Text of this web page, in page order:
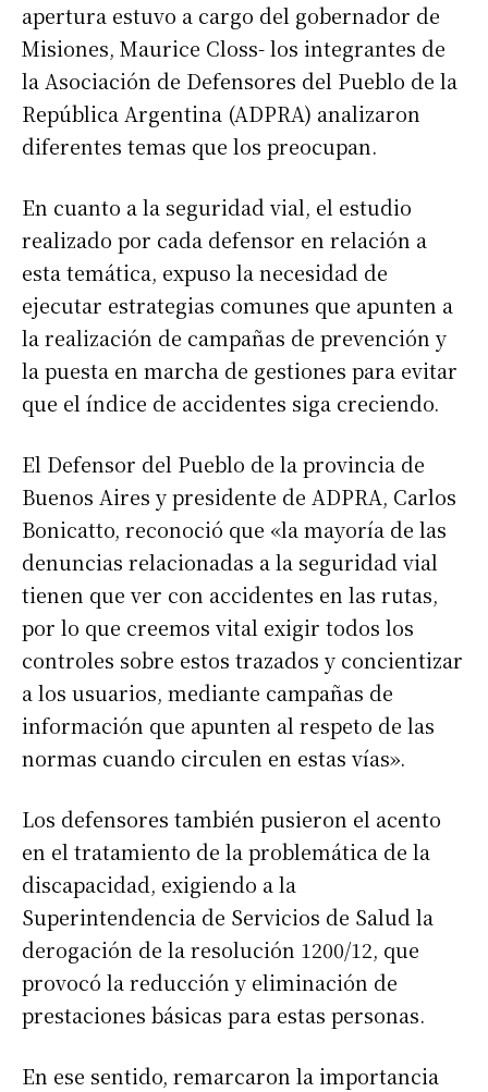
apertura estuvo a cargo del gobernador de
Misiones, Maurice Closs- los integrantes de
la Asociación de Defensores del Pueblo de la
República Argentina (ADPRA) analizaron
diferentes temas que los preocupan.
En cuanto a la seguridad vial, el estudio
realizado por cada defensor en relación a
esta temática, expuso la necesidad de
ejecutar estrategias comunes que apunten a
la realización de campañas de prevención y
la puesta en marcha de gestiones para evitar
que el índice de accidentes siga creciendo.
El Defensor del Pueblo de la provincia de
Buenos Aires y presidente de ADPRA, Carlos
Bonicatto, reconoció que «la mayoría de las
denuncias relacionadas a la seguridad vial
tienen que ver con accidentes en las rutas,
por lo que creemos vital exigir todos los
controles sobre estos trazados y concientizar
a los usuarios, mediante campañas de
información que apunten al respeto de las
normas cuando circulen en estas vías».
Los defensores también pusieron el acento
en el tratamiento de la problemática de la
discapacidad, exigiendo a la
Superintendencia de Servicios de Salud la
derogación de la resolución 1200/12, que
provocó la reducción y eliminación de
prestaciones básicas para estas personas.
En ese sentido, remarcaron la importancia